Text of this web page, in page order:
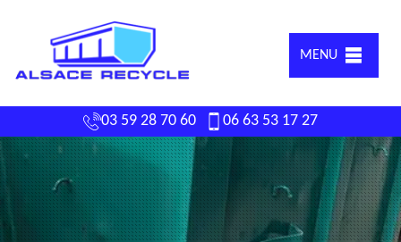
MENU
03 59 28 70 60 06 63 53 17 27